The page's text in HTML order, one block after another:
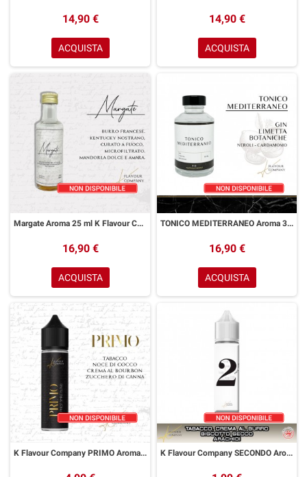
14,90 €
ACQUISTA
14,90 €
ACQUISTA
Margate Aroma 25 ml K Flavour Company
16,90 €
ACQUISTA
TONICO MEDITERRANEO Aroma 30 ml K Flavour Company
16,90 €
ACQUISTA
K Flavour Company PRIMO Aroma 20 ml K Flavour Company SECONDO Aroma 20 ml